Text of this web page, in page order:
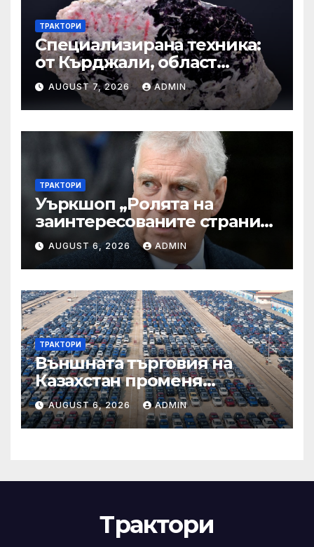
ТРАКТОРИ
Специализирана техника:
от Кърджали, област
Кърджали Втора ръка и
нови с ТОП цени онлайн от
цяла България — Bazar.bg
AUGUST 7, 2026 ADMIN
ТРАКТОРИ
Уъркшоп „Ролята на
заинтересованите страни
във външното осигуряване
на качеството“
AUGUST 6, 2026 ADMIN
ТРАКТОРИ
Външната търговия на
Казахстан променя
структурата си – шест
тенденции
AUGUST 6, 2026 ADMIN
Трактори